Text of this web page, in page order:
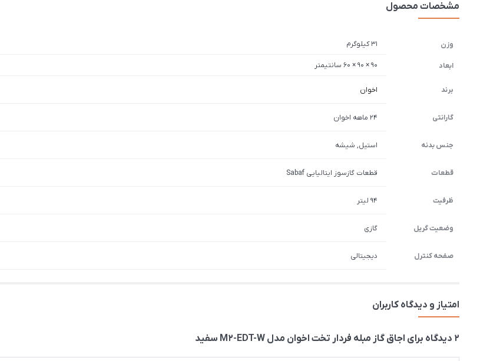
مشخصات محصول
وزن 31 کیلوگرم
ابعاد 90 × 90 × 60 سانتیمتر
برند اخوان
گارانتی ۲۴ ماهه اخوان
جنس بدنه استیل, شیشه
قطعات قطعات گازسوز ایتالیایی Sabaf
ظرفیت 94 لیتر
وضعیت گریل گازی
صفحه کنترل دیجیتالی
امتیاز و دیدگاه کاربران
2 دیدگاه برای اجاق گاز مبله فردار تخت اخوان مدل M2-EDT-W سفید